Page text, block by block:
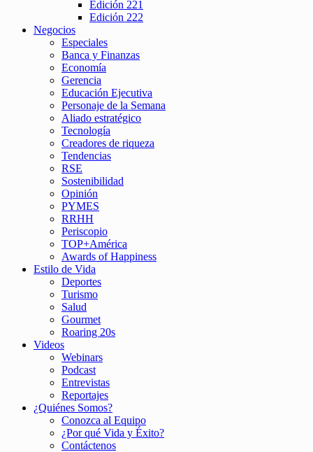
Edición 221
Edición 222
Negocios
Especiales
Banca y Finanzas
Economía
Gerencia
Educación Ejecutiva
Personaje de la Semana
Aliado estratégico
Tecnología
Creadores de riqueza
Tendencias
RSE
Sostenibilidad
Opinión
PYMES
RRHH
Periscopio
TOP+América
Awards of Happiness
Estilo de Vida
Deportes
Turismo
Salud
Gourmet
Roaring 20s
Videos
Webinars
Podcast
Entrevistas
Reportajes
¿Quiénes Somos?
Conozca al Equipo
¿Por qué Vida y Éxito?
Contáctenos